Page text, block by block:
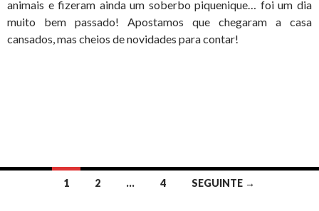
animais e fizeram ainda um soberbo piquenique… foi um dia
muito bem passado! Apostamos que chegaram a casa
cansados, mas cheios de novidades para contar!
Navegação
1 2 … 4 SEGUINTE →